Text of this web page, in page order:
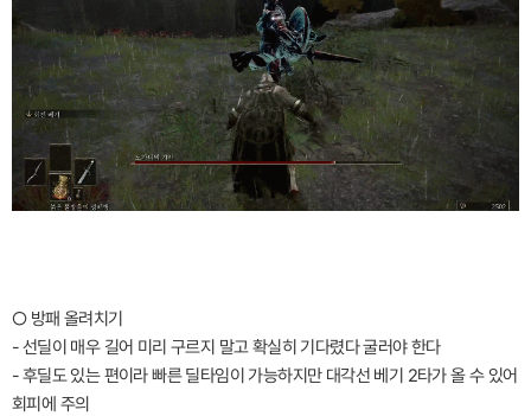
○ 방패 올려치기
- 선딜이 매우 길어 미리 구르지 말고 확실히 기다렸다 굴러야 한다
- 후딜도 있는 편이라 빠른 딜타임이 가능하지만 대각선 베기 2타가 올 수 있어
회피에 주의